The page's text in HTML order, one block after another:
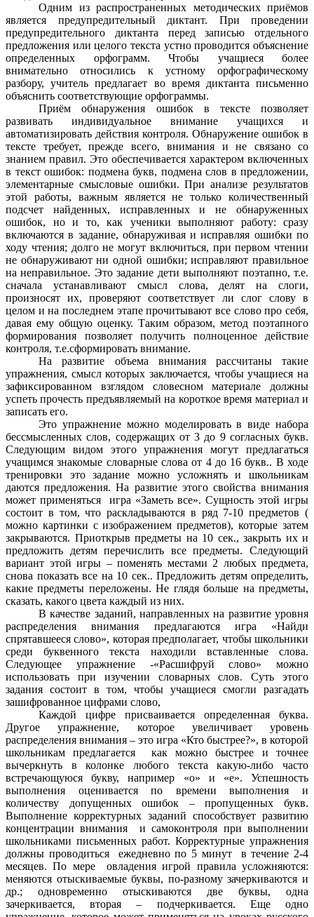
Одним из распространенных методических приёмов
является предупредительный диктант. При проведении
предупредительного диктанта перед записью отдельного
предложения или целого текста устно проводится объяснение
определенных орфограмм. Чтобы учащиеся более
внимательно относились к устному орфографическому
разбору, учитель предлагает во время диктанта письменно
объяснить соответствующие орфограммы.
Приём обнаружения ошибок в тексте позволяет
развивать индивидуальное внимание учащихся и
автоматизировать действия контроля. Обнаружение ошибок в
тексте требует, прежде всего, внимания и не связано со
знанием правил. Это обеспечивается характером включенных
в текст ошибок: подмена букв, подмена слов в предложении,
элементарные смысловые ошибки. При анализе результатов
этой работы, важным является не только количественный
подсчет найденных, исправленных и не обнаруженных
ошибок, но и то, как ученики выполняют работу: сразу
включаются в задание, обнаруживая и исправляя ошибки по
ходу чтения; долго не могут включиться, при первом чтении
не обнаруживают ни одной ошибки; исправляют правильное
на неправильное. Это задание дети выполняют поэтапно, т.е.
сначала устанавливают смысл слова, делят на слоги,
произносят их, проверяют соответствует ли слог слову в
целом и на последнем этапе прочитывают все слово про себя,
давая ему общую оценку. Таким образом, метод поэтапного
формирования позволяет получить полноценное действие
контроля, т.е.сформировать внимание.
На развитие объема внимания рассчитаны такие
упражнения, смысл которых заключается, чтобы учащиеся на
зафиксированном взглядом словесном материале должны
успеть прочесть предъявляемый на короткое время материал и
записать его.
Это упражнение можно моделировать в виде набора
бессмысленных слов, содержащих от 3 до 9 согласных букв.
Следующим видом этого упражнения могут предлагаться
учащимся знакомые словарные слова от 4 до 16 букв.. В ходе
тренировки это задание можно усложнять и школьникам
даются предложения. На развитие этого свойства внимания
может применяться игра «Заметь все». Сущность этой игры
состоит в том, что раскладываются в ряд 7-10 предметов (
можно картинки с изображением предметов), которые затем
закрываются. Приоткрыв предметы на 10 сек., закрыть их и
предложить детям перечислить все предметы. Следующий
вариант этой игры – поменять местами 2 любых предмета,
снова показать все на 10 сек.. Предложить детям определить,
какие предметы переложены. Не глядя больше на предметы,
сказать, какого цвета каждый из них.
В качестве заданий, направленных на развитие уровня
распределения внимания предлагаются игра «Найди
спрятавшееся слово», которая предполагает, чтобы школьники
среди буквенного текста находили вставленные слова.
Следующее упражнение -«Расшифруй слово» можно
использовать при изучении словарных слов. Суть этого
задания состоит в том, чтобы учащиеся смогли разгадать
зашифрованное цифрами слово,
Каждой цифре присваивается определенная буква.
Другое упражнение, которое увеличивает уровень
распределения внимания – это игра «Кто быстрее?», в которой
школьникам предлагается как можно быстрее и точнее
вычеркнуть в колонке любого текста какую-либо часто
встречающуюся букву, например «о» и «е». Успешность
выполнения оценивается по времени выполнения и
количеству допущенных ошибок – пропущенных букв.
Выполнение корректурных заданий способствует развитию
концентрации внимания и самоконтроля при выполнении
школьниками письменных работ. Корректурные упражнения
должны проводиться ежедневно по 5 минут в течение 2-4
месяцев. По мере овладения игрой правила усложняются:
меняются отыскиваемые буквы, по-разному зачеркиваются и
др.; одновременно отыскиваются две буквы, одна
зачеркивается, вторая – подчеркивается. Еще одно